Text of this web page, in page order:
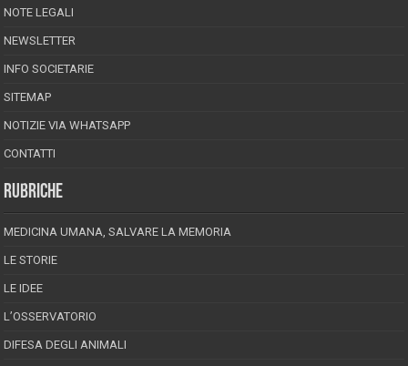
NOTE LEGALI
NEWSLETTER
INFO SOCIETARIE
SITEMAP
NOTIZIE VIA WHATSAPP
CONTATTI
RUBRICHE
MEDICINA UMANA, SALVARE LA MEMORIA
LE STORIE
LE IDEE
L’OSSERVATORIO
DIFESA DEGLI ANIMALI